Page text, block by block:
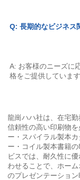
Q: 長期的なビジネス
A: お客様のニーズに
格をご提供しています
龍崗ハハ社は、在宅
信頼性の高い印刷物
ー・スパイラル製本
ー・コイル製本書籍
ビスでは、耐久性に
わせることで、ホー
のプレゼンテーショ